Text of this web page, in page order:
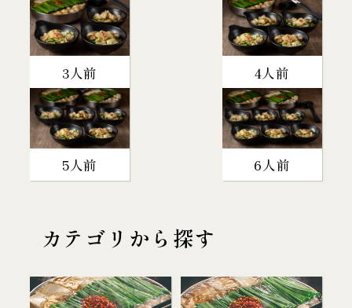
3人前 4人前
5人前 6人前
カテゴリから探す